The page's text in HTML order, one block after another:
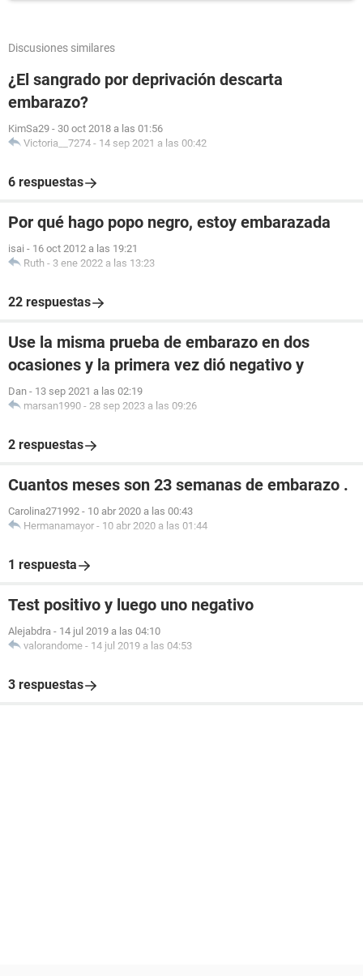
Discusiones similares
¿El sangrado por deprivación descarta
embarazo?
KimSa29 - 30 oct 2018 a las 01:56
Victoria__7274 - 14 sep 2021 a las 00:42
6 respuestas
Por qué hago popo negro, estoy embarazada
isai - 16 oct 2012 a las 19:21
Ruth - 3 ene 2022 a las 13:23
22 respuestas
Use la misma prueba de embarazo en dos
ocasiones y la primera vez dió negativo y
Dan - 13 sep 2021 a las 02:19
marsan1990 - 28 sep 2023 a las 09:26
2 respuestas
Cuantos meses son 23 semanas de embarazo .
Carolina271992 - 10 abr 2020 a las 00:43
Hermanamayor - 10 abr 2020 a las 01:44
1 respuesta
Test positivo y luego uno negativo
Alejabdra - 14 jul 2019 a las 04:10
valorandome - 14 jul 2019 a las 04:53
3 respuestas